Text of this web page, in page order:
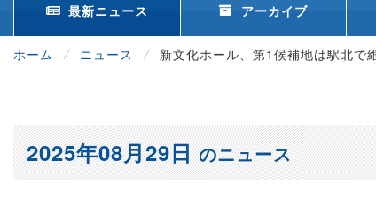
最新ニュース アーカイブ
ホーム ニュース 新文化ホール、第1候補地は駅北
2025年08月29日のニュース